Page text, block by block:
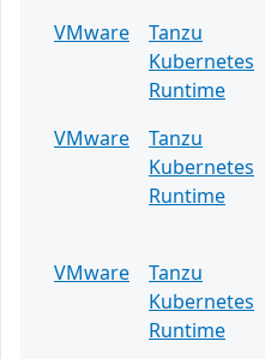
VMware
Tanzu
Kubernetes
Runtime
VMware
Tanzu
Kubernetes
Runtime
VMware
Tanzu
Kubernetes
Runtime